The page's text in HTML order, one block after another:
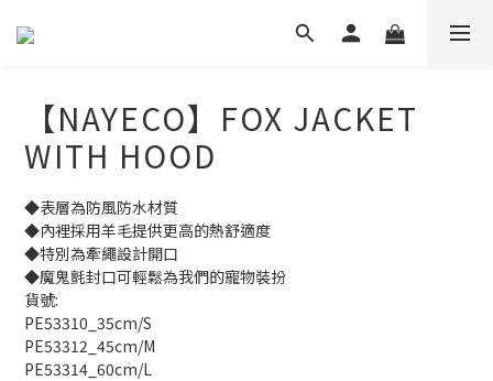
【NAYECO】FOX JACKET
WITH HOOD
◆表層為防風防水材質
◆內裡採用羊毛提供更高的熱舒適度
◆特別為牽繩設計開口
◆魔鬼氈封口可輕鬆為我們的寵物裝扮
貨號:
PE53310_35cm/S
PE53312_45cm/M
PE53314_60cm/L